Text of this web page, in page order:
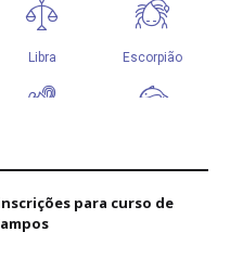
para curso de